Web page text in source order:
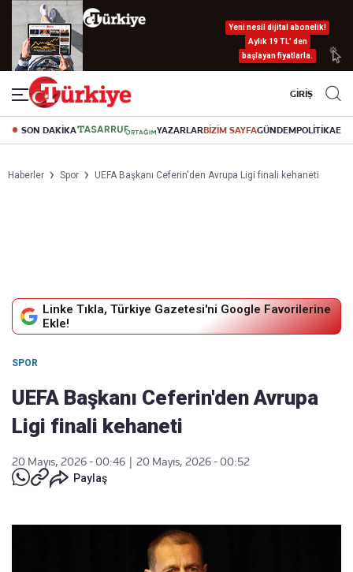
Yeni nesil dijital abonelik!
Aylık 19 TL’ den
başlayan fiyatlarla.
GİRİŞ
SON DAKİKA YAZARLARBİZİM SAYFAGÜNDEMPOLİTİKA
Haberler Spor UEFA Başkanı Ceferin'den Avrupa Ligi finali kehaneti
Linke Tıkla, Türkiye Gazetesi'ni Google Favorilerine
Ekle!
SPOR
UEFA Başkanı Ceferin'den Avrupa
Ligi finali kehaneti
20 Mayıs, 2026 - 00:46
20 Mayıs, 2026 - 00:52
Paylaş